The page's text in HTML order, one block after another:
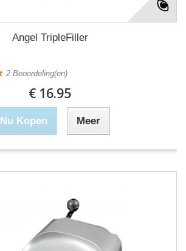
Angel TripleFiller
2 Beoordeling(en)
€ 16.95
Nu Kopen Meer